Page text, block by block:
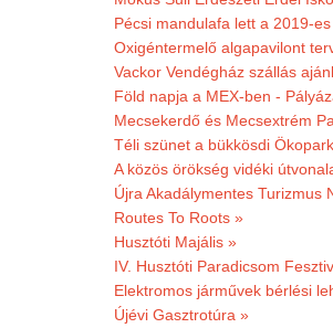
Pécsi mandulafa lett a 2019-
Oxigéntermelő algapavilont
Vackor Vendégház szállás
Föld napja a MEX-ben -
Mecsekerdő és Mecsextrém
Téli szünet a bükkösdi
A közös örökség vidéki
Újra Akadálymentes Turizmus
Routes To Roots »
Husztóti Majális »
IV. Husztóti Paradicsom
Elektromos járművek bérlési
Újévi Gasztrotúra »